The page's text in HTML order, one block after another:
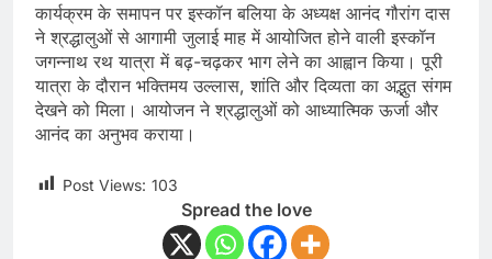
कार्यक्रम के समापन पर इस्कॉन बलिया के अध्यक्ष आनंद गौरांग दास
ने श्रद्धालुओं से आगामी जुलाई माह में आयोजित होने वाली इस्कॉन
जगन्नाथ रथ यात्रा में बढ़-चढ़कर भाग लेने का आह्वान किया। पूरी
यात्रा के दौरान भक्तिमय उल्लास, शांति और दिव्यता का अद्भुत संगम
देखने को मिला। आयोजन ने श्रद्धालुओं को आध्यात्मिक ऊर्जा और
आनंद का अनुभव कराया।
Post Views: 103
Spread the love